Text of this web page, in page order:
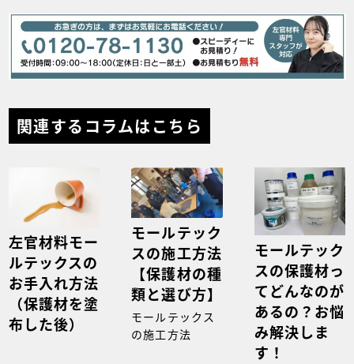
関連するコラムはこちら
左官材料モー
ルテックスの
お手入れ方法
（保護材を塗
布した後）
モールテック
スの施工方法
【保護材の種
類と選び方】
モールテックス
の施工方法
モールテック
スの保護材っ
てどんなのが
あるの？お悩
み解決しま
す！